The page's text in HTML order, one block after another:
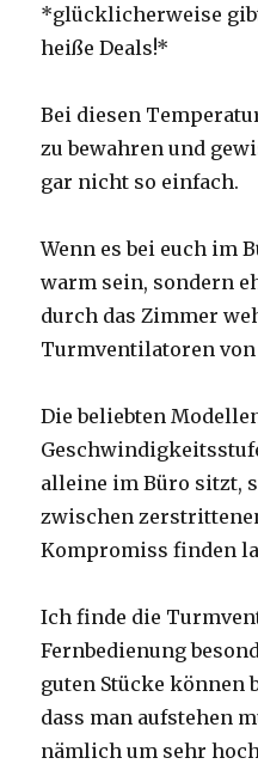
*glücklicherweise
heiße Deals!*
Bei diesen
zu bewahren und
gar nicht so einfach.
Wenn es bei euch im
warm sein, sondern
durch das Zimmer
Turmventilatoren von
Die beliebten
alleine im Büro sitzt,
zwischen
Kompromiss finden
Ich finde die
Fernbedienung
guten Stücke können
dass man aufstehen
nämlich um sehr